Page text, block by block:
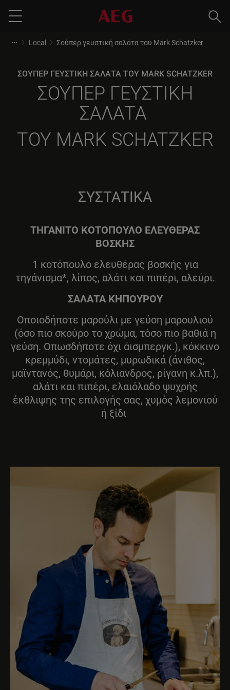
Menu
Local Σούπερ γευστική σαλάτα του Mark Schatzker
ΣΟΥΠΕΡ ΓΕΥΣΤΙΚΗ ΣΑΛΑΤΑ ΤΟΥ MARK SCHATZKER
ΣΟΥΠΕΡ ΓΕΥΣΤΙΚΗ
ΣΑΛΑΤΑ
ΤΟΥ MARK SCHATZKER
ΣΥΣΤΑΤΙΚΑ
ΤΗΓΑΝΙΤΟ ΚΟΤΟΠΟΥΛΟ ΕΛΕΥΘΕΡΑΣ
ΒΟΣΚΗΣ
1 κοτόπουλο ελευθέρας βοσκής για
τηγάνισμα*, λίπος, αλάτι και πιπέρι, αλεύρι.
ΣΑΛΑΤΑ ΚΗΠΟΥΡΟΥ
Οποιοδήποτε μαρούλι με γεύση μαρουλιού
(όσο πιο σκούρο το χρώμα, τόσο πιο βαθιά η
γεύση. Οπωσδήποτε όχι άισμπεργκ.), κόκκινο
κρεμμύδι, ντομάτες, μυρωδικά (άνιθος,
μαϊντανός, θυμάρι, κόλιανδρος, ρίγανη κ.λπ.),
αλάτι και πιπέρι, ελαιόλαδο ψυχρής
έκθλιψης της επιλογής σας, χυμός λεμονιού
ή ξίδι